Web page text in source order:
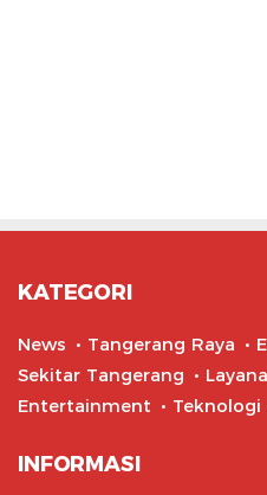
KATEGORI
News Tangerang Raya
Sekitar Tangerang
Entertainment
Teknologi
INFORMASI